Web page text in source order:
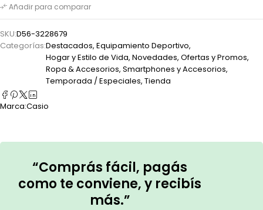
Añadir para comparar
SKU:D56-3228679
Categorías:Destacados, Equipamiento Deportivo,
Hogar y Estilo de Vida, Novedades, Ofertas y Promos,
Ropa & Accesorios, Smartphones y Accesorios,
Temporada / Especiales, Tienda
Marca:Casio
“Comprás fácil, pagás
como te conviene, y recibís
más.”